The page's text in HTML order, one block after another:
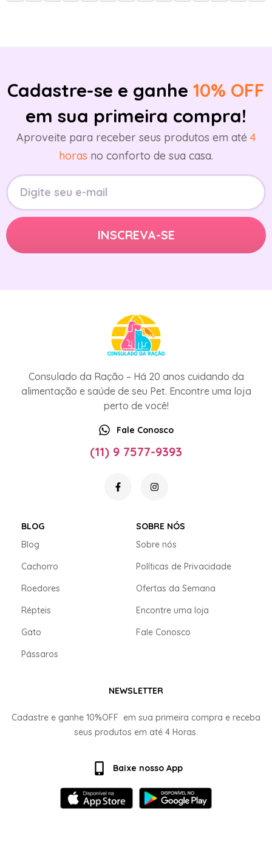
Cadastre-se e ganhe 10% OFF
em sua primeira compra!
Aproveite para receber seus produtos em até 4
horas no conforto de sua casa.
Consulado da Ração – Há 20 anos cuidando da
alimentação e saúde de seu Pet. Encontre uma loja
perto de você!
Fale Conosco
(11) 9 7577-9393
BLOG
Blog
Cachorro
Roedores
Répteis
Gato
Pássaros
SOBRE NÓS
Sobre nós
Políticas de Privacidade
Ofertas da Semana
Encontre uma loja
Fale Conosco
NEWSLETTER
Cadastre e ganhe 10%OFF em sua primeira compra e receba
seus produtos em até 4 Horas.
Baixe nosso App